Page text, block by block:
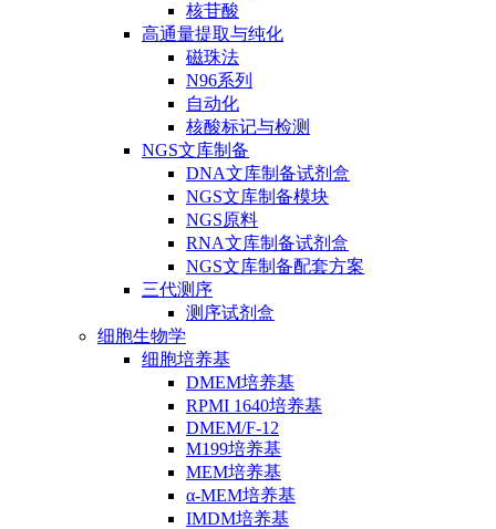
核苷酸
高通量提取与纯化
磁珠法
N96系列
自动化
核酸标记与检测
NGS文库制备
DNA文库制备试剂盒
NGS文库制备模块
NGS原料
RNA文库制备试剂盒
NGS文库制备配套方案
三代测序
测序试剂盒
细胞生物学
细胞培养基
DMEM培养基
RPMI 1640培养基
DMEM/F-12
M199培养基
MEM培养基
α-MEM培养基
IMDM培养基